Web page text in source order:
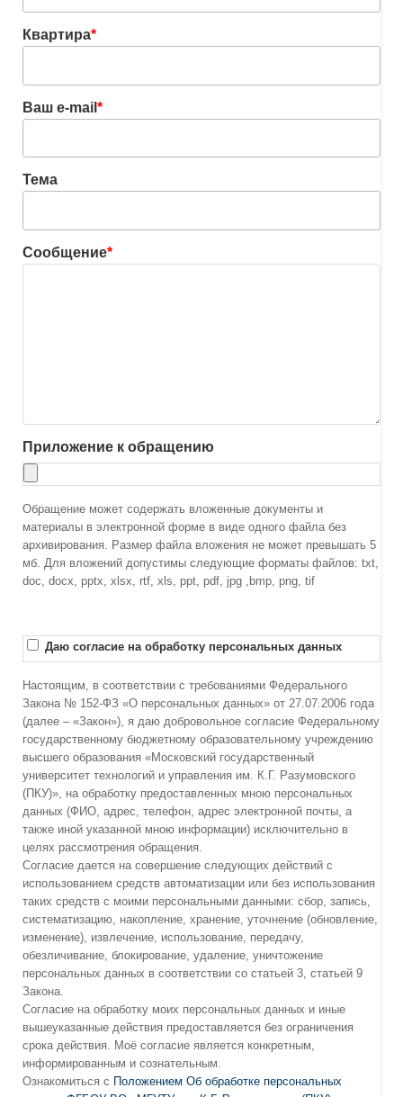
Квартира*
Ваш e-mail *
Тема
Сообщение*
Приложение к обращению
Обращение может содержать вложенные документы и
материалы в электронной форме в виде одного файла без
архивирования. Размер файла вложения не может превышать 5
мб. Для вложений допустимы следующие форматы файлов: txt,
doc, docx, pptx, xlsx, rtf, xls, ppt, pdf, jpg ,bmp, png, tif
Даю согласие на обработку персональных данных
Настоящим, в соответствии с требованиями Федерального
Закона № 152-ФЗ «О персональных данных» от 27.07.2006 года
(далее – «Закон»), я даю добровольное согласие Федеральному
государственному бюджетному образовательному учреждению
высшего образования «Московский государственный
университет технологий и управления им. К.Г. Разумовского
(ПКУ)», на обработку предоставленных мною персональных
данных (ФИО, адрес, телефон, адрес электронной почты, а
также иной указанной мною информации) исключительно в
целях рассмотрения обращения.
Согласие дается на совершение следующих действий с
использованием средств автоматизации или без использования
таких средств с моими персональными данными: сбор, запись,
систематизацию, накопление, хранение, уточнение (обновление,
изменение), извлечение, использование, передачу,
обезличивание, блокирование, удаление, уничтожение
персональных данных в соответствии со статьей 3, статьей 9
Закона.
Согласие на обработку моих персональных данных и иные
вышеуказанные действия предоставляется без ограничения
срока действия. Моё согласие является конкретным,
информированным и сознательным.
Ознакомиться с Положением Об обработке персональных